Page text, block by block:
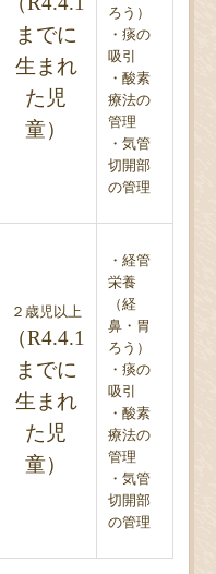
までに
生まれ
た児
童）
ろう）
・痰の
吸引
・酸素
療法の
管理
・気管
切開部
の管理
２歳児以上
（R4.4.1
までに
生まれ
た児
童）
・経管
栄養
（経
鼻・胃
ろう）
・痰の
吸引
・酸素
療法の
管理
・気管
切開部
の管理